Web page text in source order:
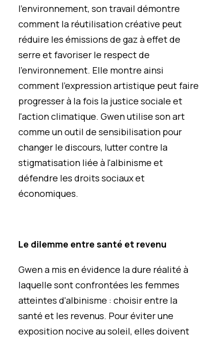
l'environnement, son travail démontre
comment la réutilisation créative peut
réduire les émissions de gaz à effet de
serre et favoriser le respect de
l'environnement. Elle montre ainsi
comment l'expression artistique peut faire
progresser à la fois la justice sociale et
l'action climatique. Gwen utilise son art
comme un outil de sensibilisation pour
changer le discours, lutter contre la
stigmatisation liée à l'albinisme et
défendre les droits sociaux et
économiques.
Le dilemme entre santé et revenu
Gwen a mis en évidence la dure réalité à
laquelle sont confrontées les femmes
atteintes d'albinisme : choisir entre la
santé et les revenus. Pour éviter une
exposition nocive au soleil, elles doivent